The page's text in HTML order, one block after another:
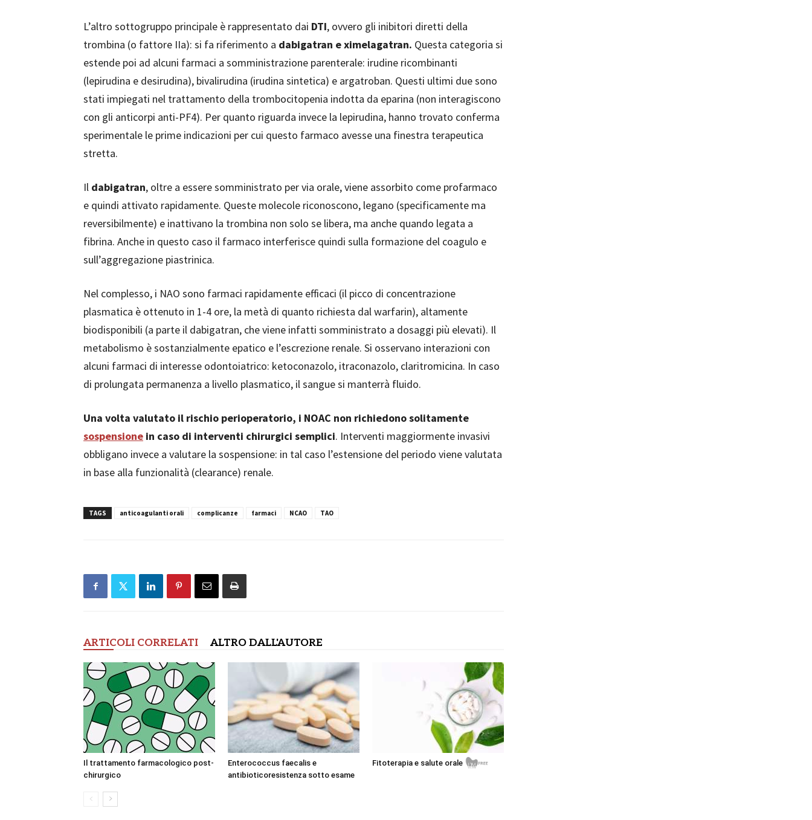
L’altro sottogruppo principale è rappresentato dai DTI, ovvero gli inibitori diretti della
trombina (o fattore IIa): si fa riferimento a dabigatran e ximelagatran. Questa categoria si
estende poi ad alcuni farmaci a somministrazione parenterale: irudine ricombinanti
(lepirudina e desirudina), bivalirudina (irudina sintetica) e argatroban. Questi ultimi due sono
stati impiegati nel trattamento della trombocitopenia indotta da eparina (non interagiscono
con gli anticorpi anti-PF4). Per quanto riguarda invece la lepirudina, hanno trovato conferma
sperimentale le prime indicazioni per cui questo farmaco avesse una finestra terapeutica
stretta.
Il dabigatran, oltre a essere somministrato per via orale, viene assorbito come profarmaco
e quindi attivato rapidamente. Queste molecole riconoscono, legano (specificamente ma
reversibilmente) e inattivano la trombina non solo se libera, ma anche quando legata a
fibrina. Anche in questo caso il farmaco interferisce quindi sulla formazione del coagulo e
sull’aggregazione piastrinica.
Nel complesso, i NAO sono farmaci rapidamente efficaci (il picco di concentrazione
plasmatica è ottenuto in 1-4 ore, la metà di quanto richiesta dal warfarin), altamente
biodisponibili (a parte il dabigatran, che viene infatti somministrato a dosaggi più elevati). Il
metabolismo è sostanzialmente epatico e l’escrezione renale. Si osservano interazioni con
alcuni farmaci di interesse odontoiatrico: ketoconazolo, itraconazolo, claritromicina. In caso
di prolungata permanenza a livello plasmatico, il sangue si manterrà fluido.
Una volta valutato il rischio perioperatorio, i NOAC non richiedono solitamente
sospensione in caso di interventi chirurgici semplici. Interventi maggiormente invasivi
obbligano invece a valutare la sospensione: in tal caso l’estensione del periodo viene valutata
in base alla funzionalità (clearance) renale.
TAGS anticoagulanti orali complicanze farmaci NCAO TAO
ARTICOLI CORRELATI ALTRO DALL'AUTORE
Il trattamento farmacologico post-
chirurgico
Enterococcus faecalis e
antibioticoresistenza sotto esame
Fitoterapia e salute orale